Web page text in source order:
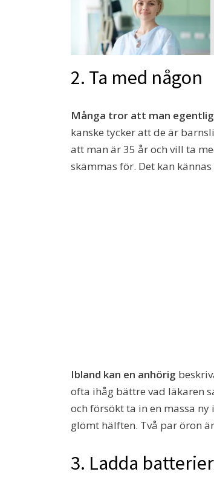
2. Ta med någon
Många tror att man
kanske tycker att de är
att man är 35 år och vill ta
skämmas för. Det kan
Ibland kan en anhörig
ofta ihåg bättre vad läkaren
och försökt ta in en massa
glömt hälften. Två par öron
3. Ladda